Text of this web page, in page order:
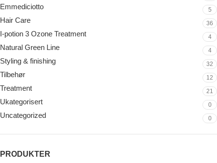
Emmediciotto 5
Hair Care 36
I-potion 3 Ozone Treatment 4
Natural Green Line 4
Styling & finishing 32
Tilbehør 12
Treatment 21
Ukategorisert 0
Uncategorized 0
PRODUKTER